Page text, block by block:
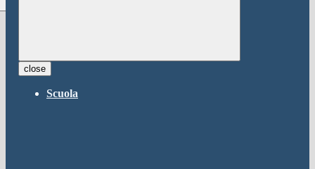
close
Scuola